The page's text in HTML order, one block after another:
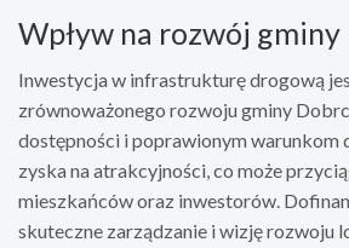
Wpływ na rozwój gminy
Inwestycja w infrastrukturę drogową
zrównoważonego rozwoju gminy
dostępności i poprawionym warunkom
zyska na atrakcyjności, co może
mieszkańców oraz inwestorów.
skuteczne zarządzanie i wizję rozwoju